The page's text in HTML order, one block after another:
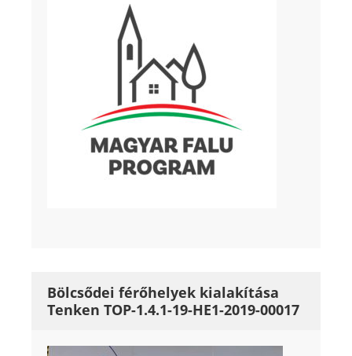
Bölcsődei férőhelyek kialakítása
Tenken TOP-1.4.1-19-HE1-2019-00017